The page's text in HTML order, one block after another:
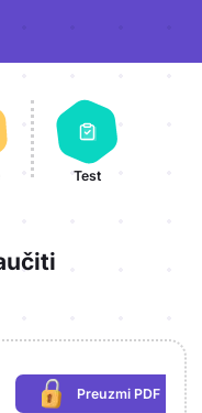
Test
Preuzmi PDF
(potrebna